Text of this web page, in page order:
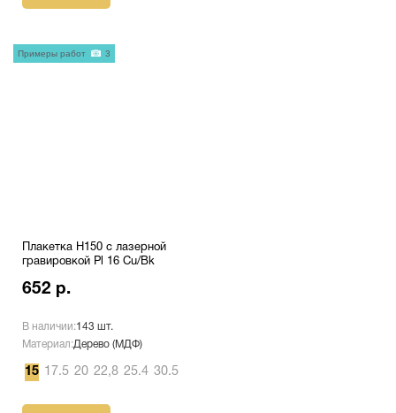
Плакетка H150 с лазерной
гравировкой Pl 16 Cu/Bk
652 р.
В наличии:143 шт.
Материал:Дерево (МДФ)
15 17.5 20 22,8 25.4 30.5
Примеры работ 3